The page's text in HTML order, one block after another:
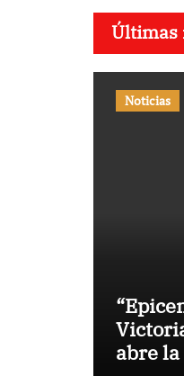
Últimas
Noticias
abre